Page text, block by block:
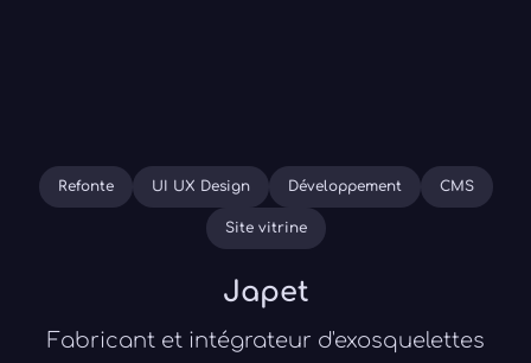
Refonte UI UX Design Développement CMS
Site vitrine
Japet
Fabricant et intégrateur d'exosquelettes